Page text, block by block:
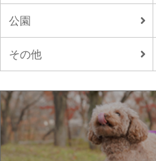
公園
その他